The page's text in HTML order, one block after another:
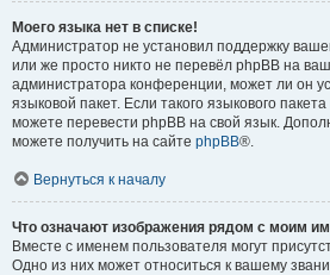
Моего языка нет в списке!
Администратор не установил поддержку
или же просто никто не перевёл phpBB на
администратора конференции, может ли он
языковой пакет. Если такого языкового
можете перевести phpBB на свой язык.
можете получить на сайте phpBB®.
Вернуться к началу
Что означают изображения рядом с моим
Вместе с именем пользователя могут
Одно из них может относиться к вашему